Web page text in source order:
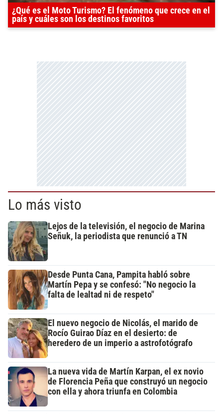
¿Qué es el Moto Turismo? El fenómeno que crece en el
país y cuáles son los destinos favoritos
Lo más visto
Lejos de la televisión, el negocio de Marina
Señuk, la periodista que renunció a TN
Desde Punta Cana, Pampita habló sobre
Martín Pepa y se confesó: "No negocio la
falta de lealtad ni de respeto"
El nuevo negocio de Nicolás, el marido de
Rocío Guirao Díaz en el desierto: de
heredero de un imperio a astrofotógrafo
La nueva vida de Martín Karpan, el ex novio
de Florencia Peña que construyó un negocio
con ella y ahora triunfa en Colombia